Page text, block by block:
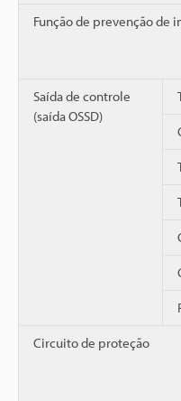
Função de prevenção de
Saída de controle
(saída OSSD)
Circuito de proteção